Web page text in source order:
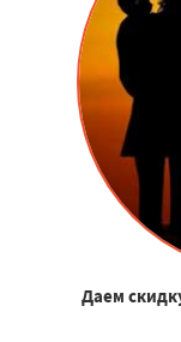
Даем